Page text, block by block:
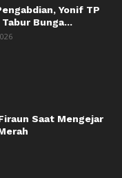
Yonif TP
Bunga...
Saat Mengejar